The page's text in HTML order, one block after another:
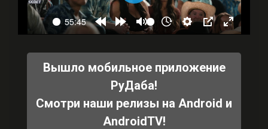
Вышло мобильное приложение
РуДаба!
Смотри наши релизы на Android и
AndroidTV!